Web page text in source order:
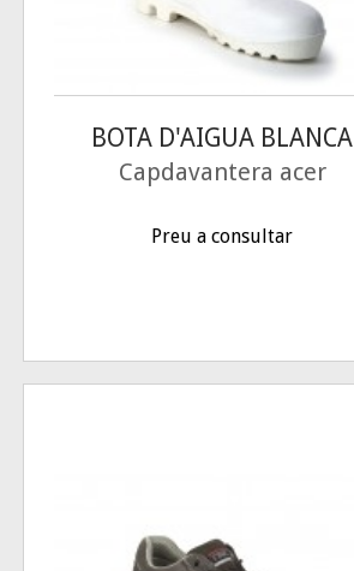
BOTA D'AIGUA BLANCA
Capdavantera acer
Preu a consultar